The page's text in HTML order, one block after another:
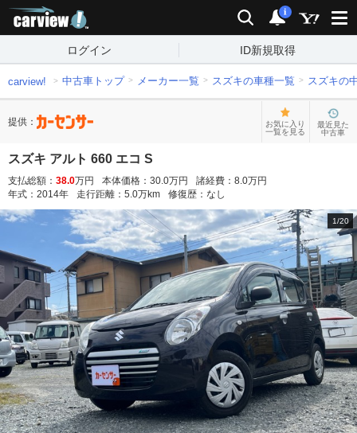
検索 通知
i
ログイン ID新規取得
carview! 中古車トップ メーカー一覧 スズキの車種一覧 スズキの
提供：
お気に入り
一覧を見る
最近見た
中古車
スズキ アルト 660 エコ S
支払総額： 38.0万円 本体価格： 30.0万円 諸経費： 8.0万円
年式： 2014年 走行距離： 5.0万km 修復歴： なし
1/20